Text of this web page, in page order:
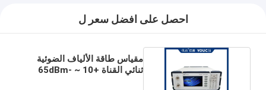
احصل على افضل سعر ل
مقياس طاقة الألياف الضوئية
ثنائي القناة +10 ~ -65dBm